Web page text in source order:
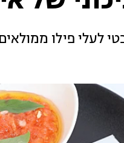
לעלי פילו